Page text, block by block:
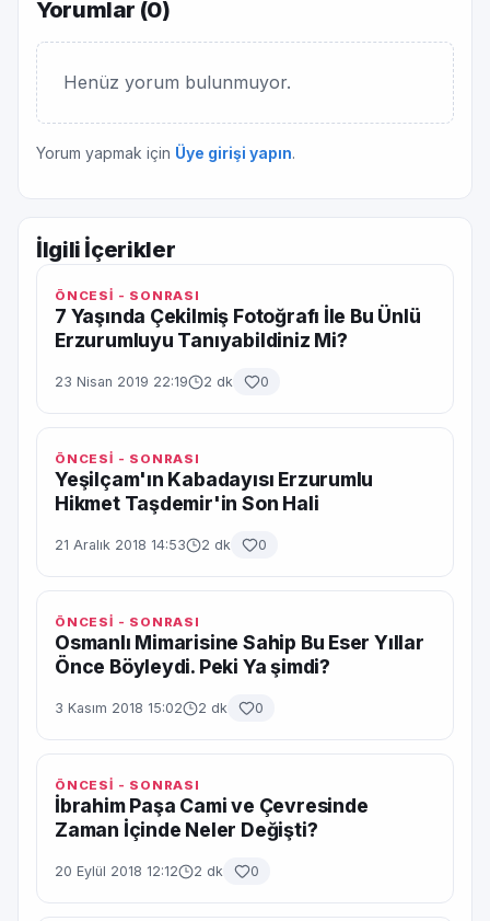
Yorumlar (0)
Henüz yorum bulunmuyor.
Yorum yapmak için Üye girişi yapın.
İlgili İçerikler
ÖNCESİ - SONRASI
7 Yaşında Çekilmiş Fotoğrafı İle Bu Ünlü
Erzurumluyu Tanıyabildiniz Mi?
23 Nisan 2019 22:19 2 dk 0
ÖNCESİ - SONRASI
Yeşilçam'ın Kabadayısı Erzurumlu
Hikmet Taşdemir'in Son Hali
21 Aralık 2018 14:53 2 dk 0
ÖNCESİ - SONRASI
Osmanlı Mimarisine Sahip Bu Eser Yıllar
Önce Böyleydi. Peki Ya şimdi?
3 Kasım 2018 15:02 2 dk 0
ÖNCESİ - SONRASI
İbrahim Paşa Cami ve Çevresinde
Zaman İçinde Neler Değişti?
20 Eylül 2018 12:12 2 dk 0